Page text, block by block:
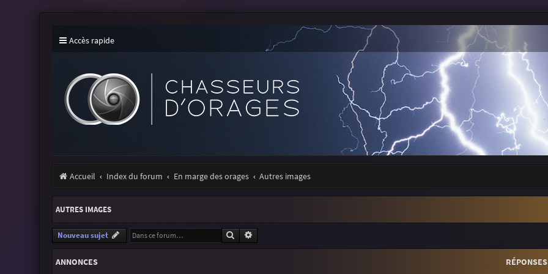
Accès rapide
Accueil Index du forum En marge des orages Autres images
AUTRES IMAGES
Nouveau sujet Rechercher
ANNONCES RÉPONSES